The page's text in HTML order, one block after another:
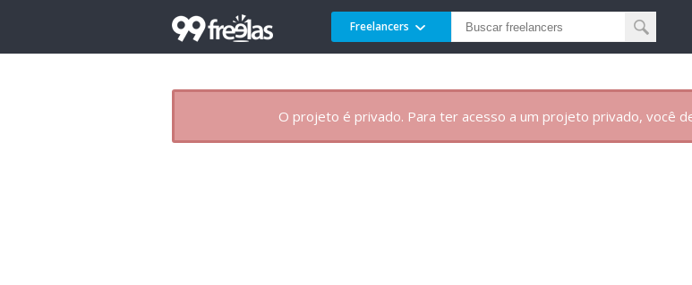
Freelancers
O projeto é privado. Para ter acesso a um projeto privado, você